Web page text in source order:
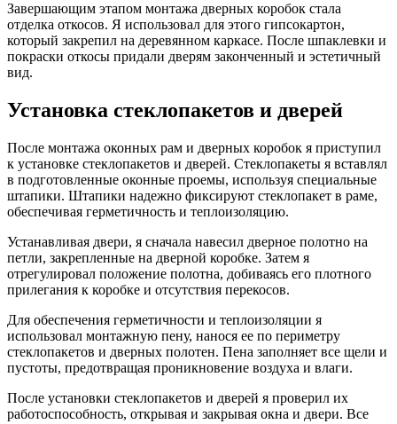
Завершающим этапом монтажа дверных коробок стала
отделка откосов. Я использовал для этого гипсокартон,
который закрепил на деревянном каркасе. После шпаклевки и
покраски откосы придали дверям законченный и эстетичный
вид.
Установка стеклопакетов и дверей
После монтажа оконных рам и дверных коробок я приступил
к установке стеклопакетов и дверей. Стеклопакеты я вставлял
в подготовленные оконные проемы, используя специальные
штапики. Штапики надежно фиксируют стеклопакет в раме,
обеспечивая герметичность и теплоизоляцию.
Устанавливая двери, я сначала навесил дверное полотно на
петли, закрепленные на дверной коробке. Затем я
отрегулировал положение полотна, добиваясь его плотного
прилегания к коробке и отсутствия перекосов.
Для обеспечения герметичности и теплоизоляции я
использовал монтажную пену, нанося ее по периметру
стеклопакетов и дверных полотен. Пена заполняет все щели и
пустоты, предотвращая проникновение воздуха и влаги.
После установки стеклопакетов и дверей я проверил их
работоспособность, открывая и закрывая окна и двери. Все